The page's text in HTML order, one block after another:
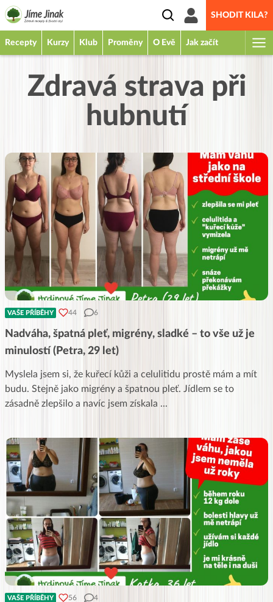
SHODIT KILA?
Recepty Kurzy Klub Proměny O Evě Jak začít
Zdravá strava při
hubnutí
VAŠE PŘÍBĚHY 44 6
Nadváha, špatná pleť, migrény, sladké – to vše už je
minulostí (Petra, 29 let)
Myslela jsem si, že kuřecí kůži a celulitidu prostě mám a mít
budu. Stejně jako migrény a špatnou pleť. Jídlem se to
zásadně zlepšilo a navíc jsem získala ...
VAŠE PŘÍBĚHY 56 4